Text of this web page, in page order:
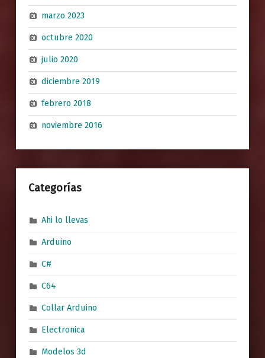
marzo 2023
octubre 2020
julio 2020
diciembre 2019
febrero 2018
noviembre 2016
Categorías
Ahi lo llevas
Arduino
C#
C64
Collar Arduino
Electronica
Modelos 3d